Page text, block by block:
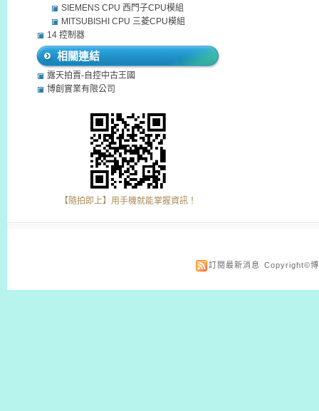
SIEMENS CPU 西門子CPU模組
MITSUBISHI CPU 三菱CPU模組
14 控制器
相關連結
露天拍賣-自控中古王國
博創實業有限公司
【隨拍即上】用手機就能掌握資訊！
訂閱最新消息 Copyright©